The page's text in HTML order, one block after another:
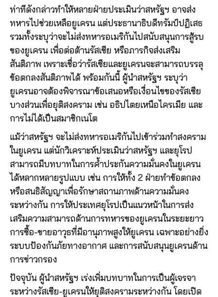
ท่าทีดังกล่าวทำให้หลายฝ่ายประเมินว่าสหรัฐฯ อาจส่ง
ทหารไปช่วยเหลือยูเครน แต่ประธานาธิบดีทรัมป์ปฏิเสธ
รวมทั้งระบุว่าจะไม่ส่งทหารอเมริกันไปสนับสนุนการสู้รบ
ของยูเครน เพื่อต่อต้านรัสเซีย หรือภารกิจส่งเสริม
สันติภาพ เพราะเชื่อว่ารัสเซียและยูเครนจะสามารถบรรลุ
ข้อตกลงสันติภาพได้ พร้อมกันนี้ ผู้นำสหรัฐฯ ระบุว่า
ยูเครนอาจต้องพิจารณาข้อเสนอหรือเงื่อนไขของรัสเซีย
บางส่วนเพื่อยุติสงคราม เช่น อธิปไตยเหนือไครเมีย และ
การไม่ได้เป็นสมาชิกเนโต
แม้ว่าสหรัฐฯ จะไม่ส่งทหารอเมริกันไปเข้าร่วมทำสงคราม
ในยูเครน แต่นักวิเคราะห์ประเมินว่าสหรัฐฯ และยุโรป
สามารถมีบทบาทในการค้ำประกันความมั่นคงในยูเครน
ได้หลากหลายรูปแบบ เช่น การให้ทั้ง 2 ฝ่ายทำข้อตกลง
หรือสนธิสัญญาเพื่อรักษาสถานภาพด้านความมั่นคง
ระหว่างกัน การให้ประเทศยุโรปเป็นแนวหน้าในการส่ง
เสริมความสามารถด้านการทหารของยูเครนในระยะยาว
การซื้อ-ขายอาวุธที่มีอานุภาพสูงให้ยูเครน เฉพาะอย่างยิ่ง
ระบบป้องกันภัยทางอากาศ และการสนับสนุนยูเครนด้าน
การข่าวกรอง
ปัจจุบัน ผู้นำสหรัฐฯ เร่งเพิ่มบทบาทในการเป็นผู้เจรจา
ระหว่างรัสเซีย-ยูเครนให้ยุติสงครามระหว่างกัน โดยเปิด